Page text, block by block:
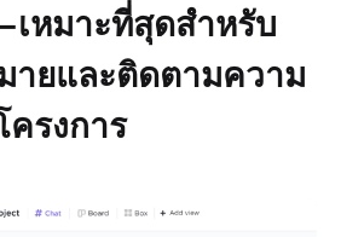
หมาะที่สุดสำหรับ
ายและติดตามความ
รงการ